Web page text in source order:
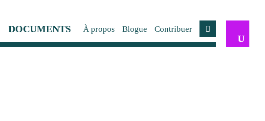
DOCUMENTS À propos Blogue Contribuer Compte